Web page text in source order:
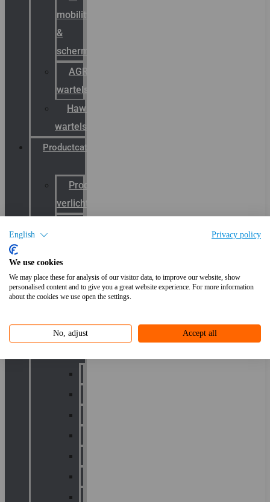
English Privacy policy
We use cookies
We may place these for analysis of our visitor data, to improve our website, show
personalised content and to give you a great website experience. For more information
about the cookies we use open the settings.
No, adjust Accept all
mobility
&
schermstromen
AGRO
wartels
Hawke
wartels
Productcatalogus
Productcatalogus
verlichting
signalering
Overzicht
merken